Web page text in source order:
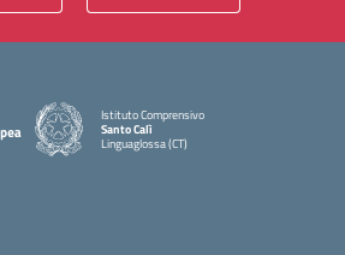
Istituto Comprensivo
Santo Calì
Linguaglossa (CT)
— Visita la pagina iniziale della scuola